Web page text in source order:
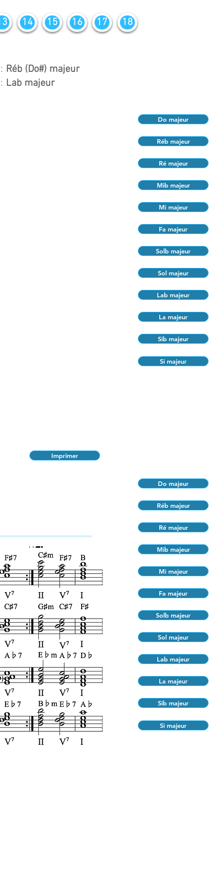
Réb (Do#) majeur
Lab majeur
14 15 16 17 18
Do majeur
Réb majeur
Ré majeur
Mib majeur
Mi majeur
Fa majeur
Solb majeur
Sol majeur
Lab majeur
La majeur
Sib majeur
Si majeur
Imprimer
Do majeur
Réb majeur
Ré majeur
Mib majeur
Mi majeur
Fa majeur
Solb majeur
Sol majeur
Lab majeur
La majeur
Sib majeur
Si majeur